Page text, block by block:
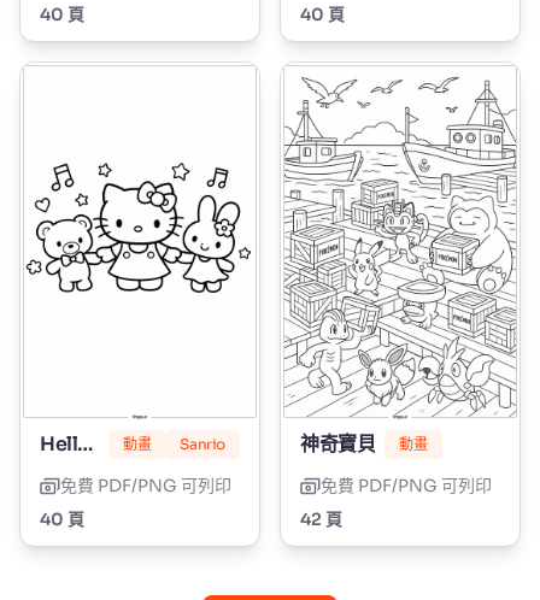
40 頁
40 頁
Hello Kitty 動畫 Sanrio
免費 PDF/PNG 可列印
40 頁
神奇寶貝 動畫
免費 PDF/PNG 可列印
42 頁